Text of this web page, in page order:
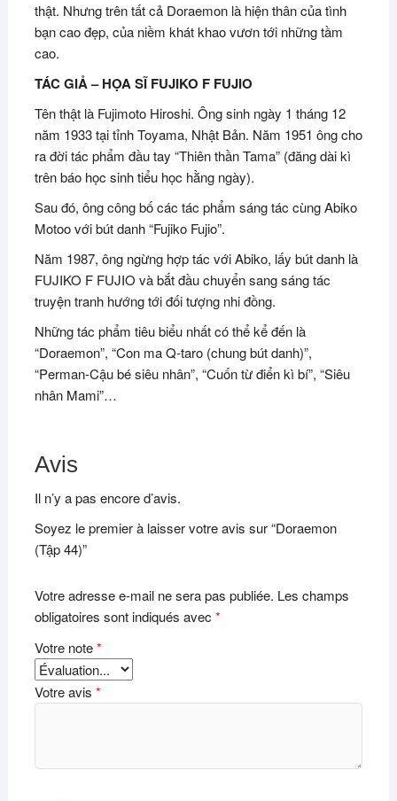
thật. Nhưng trên tất cả Doraemon là hiện thân của tình
bạn cao đẹp, của niềm khát khao vươn tới những tầm
cao.
TÁC GIẢ – HỌA SĨ FUJIKO F FUJIO
Tên thật là Fujimoto Hiroshi. Ông sinh ngày 1 tháng 12
năm 1933 tại tỉnh Toyama, Nhật Bản. Năm 1951 ông cho
ra đời tác phẩm đầu tay “Thiên thần Tama” (đăng dài kì
trên báo học sinh tiểu học hằng ngày).
Sau đó, ông công bố các tác phẩm sáng tác cùng Abiko
Motoo với bút danh “Fujiko Fujio”.
Năm 1987, ông ngừng hợp tác với Abiko, lấy bút danh là
FUJIKO F FUJIO và bắt đầu chuyển sang sáng tác
truyện tranh hướng tới đối tượng nhi đồng.
Những tác phẩm tiêu biểu nhất có thể kể đến là
“Doraemon”, “Con ma Q-taro (chung bút danh)”,
“Perman-Cậu bé siêu nhân”, “Cuốn từ điển kì bí”, “Siêu
nhân Mami”…
Avis
Il n’y a pas encore d’avis.
Soyez le premier à laisser votre avis sur “Doraemon
(Tập 44)”
Votre adresse e-mail ne sera pas publiée. Les champs
obligatoires sont indiqués avec *
Votre note*
Votre avis *